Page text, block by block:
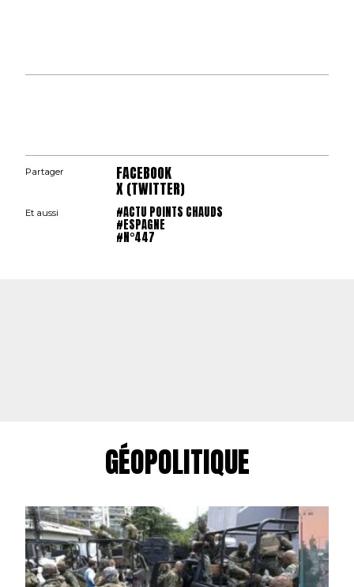
Partager FACEBOOK
X (TWITTER)
Et aussi #ACTU POINTS CHAUDS
#ESPAGNE
#N°447
GÉOPOLITIQUE